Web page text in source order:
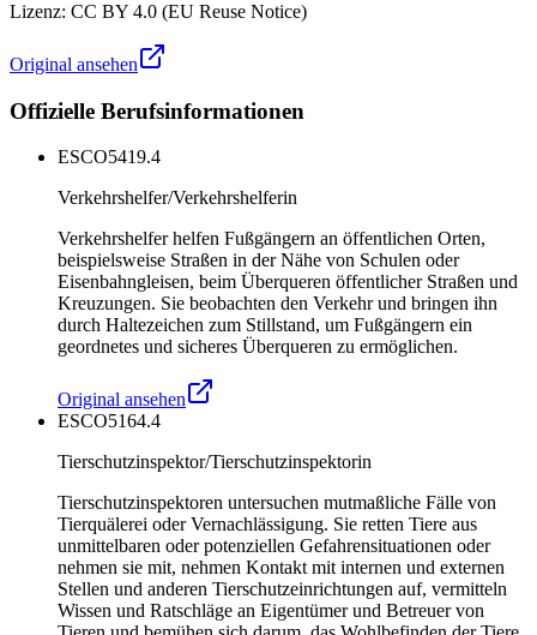
Lizenz: CC BY 4.0 (EU Reuse Notice)
Original ansehen
Offizielle Berufsinformationen
ESCO5419.4
Verkehrshelfer/Verkehrshelferin
Verkehrshelfer helfen Fußgängern an öffentlichen Orten,
beispielsweise Straßen in der Nähe von Schulen oder
Eisenbahngleisen, beim Überqueren öffentlicher Straßen und
Kreuzungen. Sie beobachten den Verkehr und bringen ihn
durch Haltezeichen zum Stillstand, um Fußgängern ein
geordnetes und sicheres Überqueren zu ermöglichen.
Original ansehen
ESCO5164.4
Tierschutzinspektor/Tierschutzinspektorin
Tierschutzinspektoren untersuchen mutmaßliche Fälle von
Tierquälerei oder Vernachlässigung. Sie retten Tiere aus
unmittelbaren oder potenziellen Gefahrensituationen oder
nehmen sie mit, nehmen Kontakt mit internen und externen
Stellen und anderen Tierschutzeinrichtungen auf, vermitteln
Wissen und Ratschläge an Eigentümer und Betreuer von